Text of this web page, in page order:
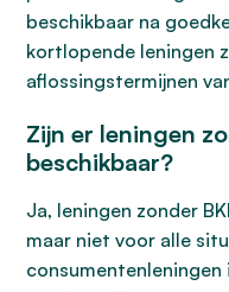
beschikbaar na
kortlopende leningen
aflossingstermijnen
Zijn er leningen
beschikbaar?
Ja, leningen zonder
maar niet voor alle
consumentenleningen